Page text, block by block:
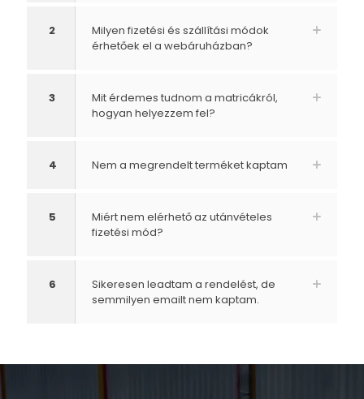
2
Milyen fizetési és szállítási módok
érhetőek el a webáruházban?
3
Mit érdemes tudnom a matricákról,
hogyan helyezzem fel?
4 Nem a megrendelt terméket kaptam
5
Miért nem elérhető az utánvételes
fizetési mód?
6
Sikeresen leadtam a rendelést, de
semmilyen emailt nem kaptam.